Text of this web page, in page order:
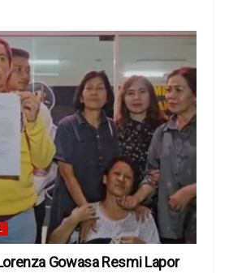
Gowasa Resmi Lapor